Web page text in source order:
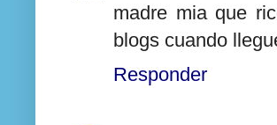
madre mia que
blogs cuando
Responder